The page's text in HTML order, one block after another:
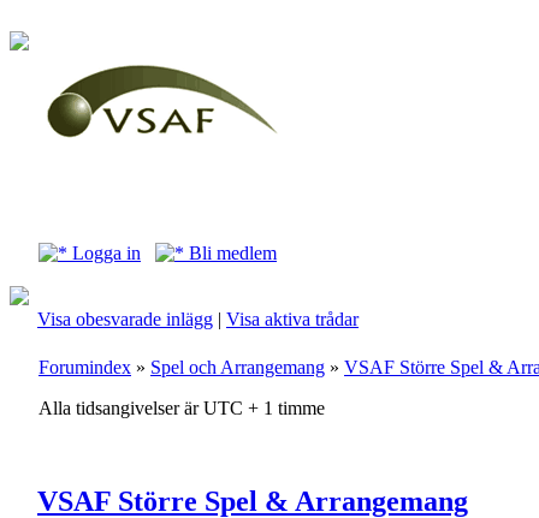
Logga in Bli medlem
Visa obesvarade inlägg | Visa aktiva trådar
Forumindex » Spel och Arrangemang » VSAF Större Spel &
Alla tidsangivelser är UTC + 1 timme
VSAF Större Spel & Arrangemang